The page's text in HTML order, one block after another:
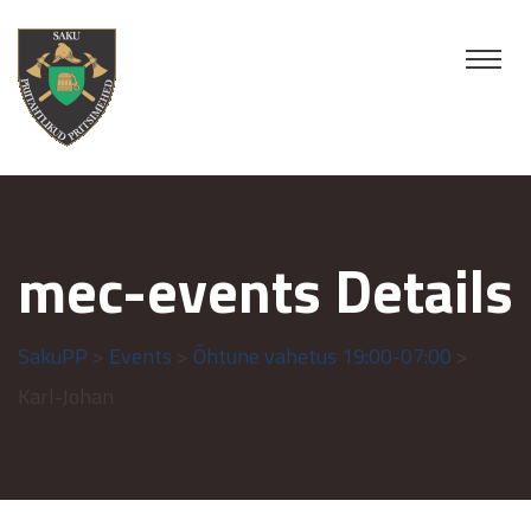
mec-events Details
SakuPP Events Õhtune vahetus 19:00-07:00